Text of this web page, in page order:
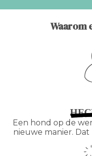
Waarom
Een hond op de
nieuwe manier.